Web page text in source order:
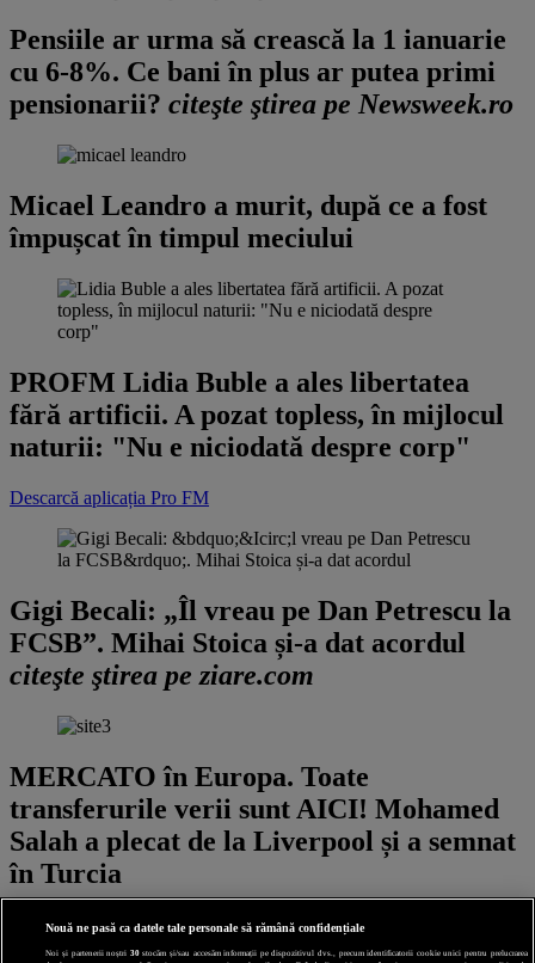
Pensiile ar urma să crească la 1 ianuarie
cu 6-8%. Ce bani în plus ar putea primi
pensionarii? citeşte ştirea pe Newsweek.ro
Micael Leandro a murit, după ce a fost
împușcat în timpul meciului
PROFM Lidia Buble a ales libertatea
fără artificii. A pozat topless, în mijlocul
naturii: "Nu e niciodată despre corp"
Descarcă aplicația Pro FM
Gigi Becali: „Îl vreau pe Dan Petrescu la
FCSB”. Mihai Stoica și-a dat acordul
citeşte ştirea pe ziare.com
MERCATO în Europa. Toate
transferurile verii sunt AICI! Mohamed
Salah a plecat de la Liverpool și a semnat
în Turcia
Setarile tale privind cookie-urile nu permit afisarea continutul din
aceasta sectiune. Poti actualiza setarile modulelor coookie direct
Nouă ne pasă ca datele tale personale să rămână confidențiale
Noi și partenerii noștri 30stocăm și/sau accesăm informații pe dispozitivul dvs., precum identificatorii cookie unici pentru prelucrarea